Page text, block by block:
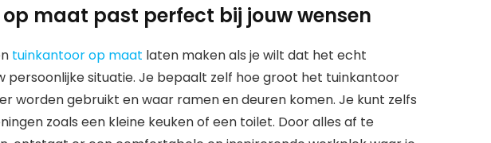
maat past perfect bij jouw wensen
tuinkantoor op maat laten maken als je wilt dat het echt
persoonlijke situatie. Je bepaalt zelf hoe groot het tuinkantoor
worden gebruikt en waar ramen en deuren komen. Je kunt zelfs
zoals een kleine keuken of een toilet. Door alles af te